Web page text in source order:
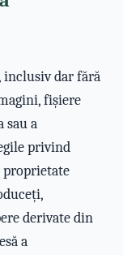
dar fără
fișiere
sau a
privind
derivate din
a